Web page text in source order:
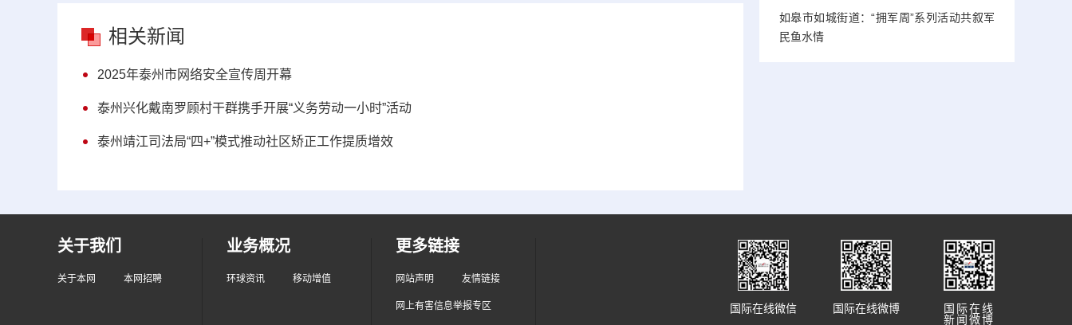
相关新闻
2025年泰州市网络安全宣传周开幕
泰州兴化戴南罗顾村干群携手开展“义务劳动一小时”活动
泰州靖江司法局“四+”模式推动社区矫正工作提质增效
如皋市如城街道：“拥军周”系列活动共叙军
民鱼水情
关于我们
关于本网 本网招聘
业务概况
环球资讯 移动增值
更多链接
网站声明 友情链接
网上有害信息举报专区
国际在线
新闻微博
国际在线微博
国际在线微信